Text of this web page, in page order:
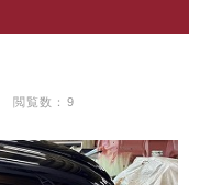
閲覧数：9